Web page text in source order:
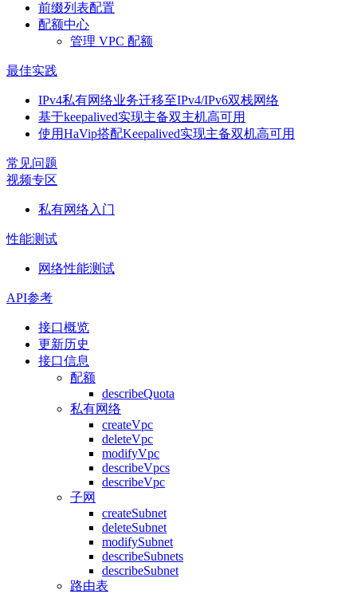
前缀列表配置
配额中心
管理 VPC 配额
最佳实践
IPv4私有网络业务迁移至IPv4/IPv6双栈网络
基于keepalived实现主备双主机高可用
使用HaVip搭配Keepalived实现主备双机高可用
常见问题
视频专区
私有网络入门
性能测试
网络性能测试
API参考
接口概览
更新历史
接口信息
配额
describeQuota
私有网络
createVpc
deleteVpc
modifyVpc
describeVpcs
describeVpc
子网
createSubnet
deleteSubnet
modifySubnet
describeSubnets
describeSubnet
路由表